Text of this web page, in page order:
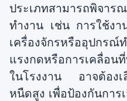
ประเภทสามารถพิจาร
ทำงาน เช่น การใช้ง
เครื่องจักรหรืออุปกรณ์
แรงกดหรือการเคลื่อน
ในโรงงาน อาจต้องเ
หนืดสูง เพื่อป้องกันการ